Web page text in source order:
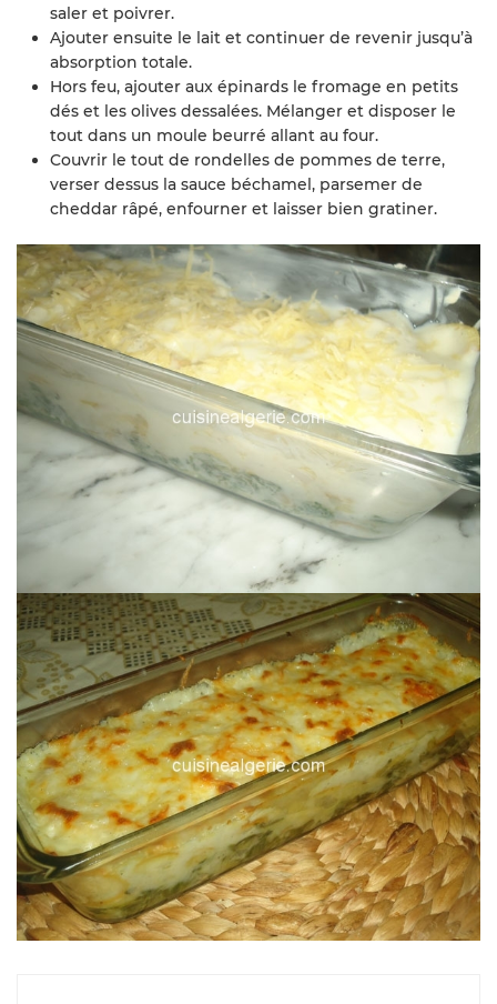
saler et poivrer.
Ajouter ensuite le lait et continuer de revenir jusqu’à
absorption totale.
Hors feu, ajouter aux épinards le fromage en petits
dés et les olives dessalées. Mélanger et disposer le
tout dans un moule beurré allant au four.
Couvrir le tout de rondelles de pommes de terre,
verser dessus la sauce béchamel, parsemer de
cheddar râpé, enfourner et laisser bien gratiner.